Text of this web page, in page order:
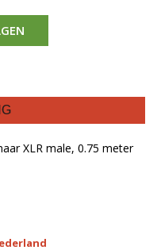
XLR male, 0.75 meter